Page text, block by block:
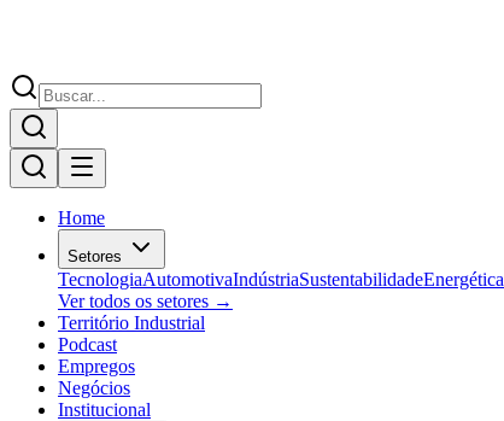
Home
Setores
TecnologiaAutomotivaIndústriaSustentabilidadeEnergética
Ver todos os setores →
Território Industrial
Podcast
Empregos
Negócios
Institucional